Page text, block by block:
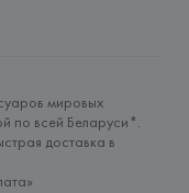
мировых
по всей Беларуси*.
доставка в
»